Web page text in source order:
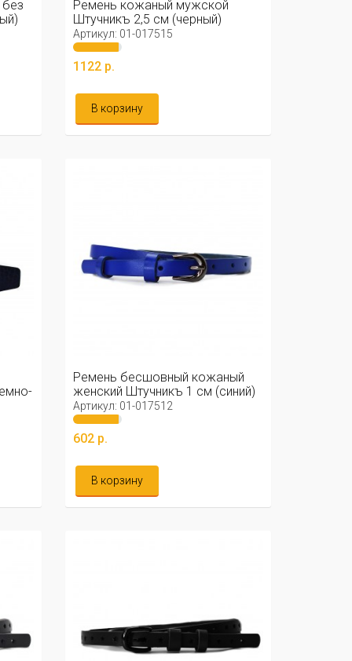
Ремень кожаный мужской
Штучникъ 2,5 см (черный)
Артикул: 01-017515
1122 р.
В корзину
Ремень бесшовный кожаный
женский Штучникъ 1 см (синий)
Артикул: 01-017512
602 р.
В корзину